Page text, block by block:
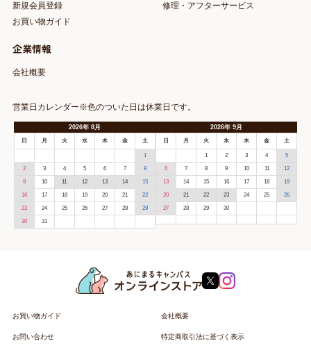
新規会員登録
お買い物ガイド
修理・アフターサービス
企業情報
会社概要
営業日カレンダー※色のついた日は休業日です。
2026年 8月
日 月 火 水 木 金 土
1
2 3 4 5 6 7 8
9 10 11 12 13 14 15
16 17 18 19 20 21 22
23 24 25 26 27 28 29
30 31
2026年9月
日 月 火 水 木 金 土
1 2 3 4 5
6 7 8 9 10 11 12
13 14 15 16 17 18 19
20 21 22 23 24 25 26
27 28 29 30
お買い物ガイド 会社概要
お問い合わせ 特定商取引法に基づく表示